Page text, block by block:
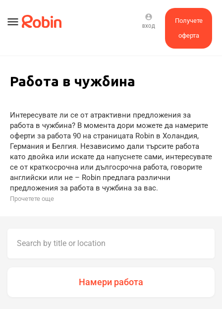
menu
Получете
оферта
account_circle
ВХОД
Работа в чужбина
Интересувате ли се от атрактивни предложения за
работа в чужбина? В момента дори можете да намерите
оферти за работа 90 на страницата Robin в Холандия,
Германия и Белгия. Независимо дали търсите работа
като двойка или искате да напуснете сами, интересувате
се от краткосрочна или дългосрочна работа, говорите
английски или не – Robin предлага различни
предложения за работа в чужбина за вас.
Прочетете още